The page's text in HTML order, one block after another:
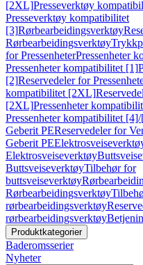
[2XL]Presseverktøy
Presseverktøy kompatibilitet
[3]Rørbearbeidingsverktøy
Rørbearbeidingsverktøy
for PressenheterPressenheter
Pressenheter kompatibilitet [1]
[2]Reservedeler for
kompatibilitet [2XL]
[2XL]Pressenheter
Pressenheter kompatibilitet
Geberit PEReservedeler for
Geberit PE
Elektrosveiseverktøy
ButtsveiseverktøyTilbehør for
buttsveiseverktøy
Rørbearbeidingsverktøy
rørbearbeidingsverktøy
rørbearbeidingsverktøy
Produktkategorier
Baderomsserier
Nyheter